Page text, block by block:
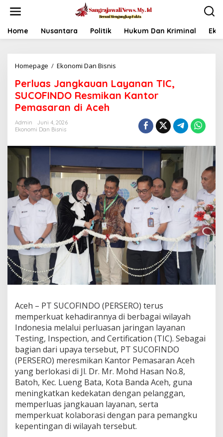
t
Home Nusantara Politik Hukum Dan Kriminal
Homepage / Ekonomi Dan Bisnis
r
l
u
n
a
u
a
n
L
a
y
a
n
n
S
U
C
O
F
I
N
D
O
R
e
s
m
i
Perluas Jangkauan Layanan TIC,
SUCOFINDO Resmikan Kantor
Pemasaran di Aceh
Admin
Juni 4, 2026
Ekonomi Dan Bisnis
Aceh – PT SUCOFINDO (PERSERO) terus
memperkuat kehadirannya di berbagai wilayah
Indonesia melalui perluasan jaringan layanan
Testing, Inspection, and Certification (TIC). Sebagai
bagian dari upaya tersebut, PT SUCOFINDO
(PERSERO) meresmikan Kantor Pemasaran Aceh
yang berlokasi di Jl. Dr. Mr. Mohd Hasan No.8,
Batoh, Kec. Lueng Bata, Kota Banda Aceh, guna
meningkatkan kedekatan dengan pelanggan,
memperluas jangkauan layanan, serta
memperkuat kolaborasi dengan para pemangku
kepentingan di wilayah tersebut.